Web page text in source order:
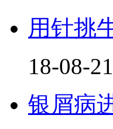
用针挑
18-08-21
银屑病